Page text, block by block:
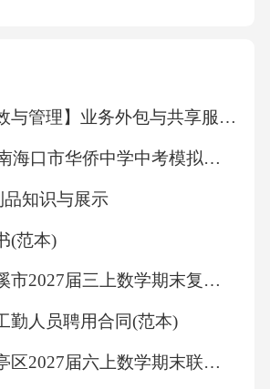
艺是：
云南中烟再造烟叶的生产质量
造烟叶物理性能的关键指标“抗
的是材料的什么特性？
【经营绩效与管理】业务外包与共享服务专项审计计划
2026年海南海口市华侨中学中考模拟地理试卷（文字版含答案）
品知识与展示
(范本)
鹰潭市贵溪市2027届三上数学期末复习检测模拟试题含解析
勤人员聘用合同(范本)
宜昌市虎亭区2027届六上数学期末联考模拟试题含解析